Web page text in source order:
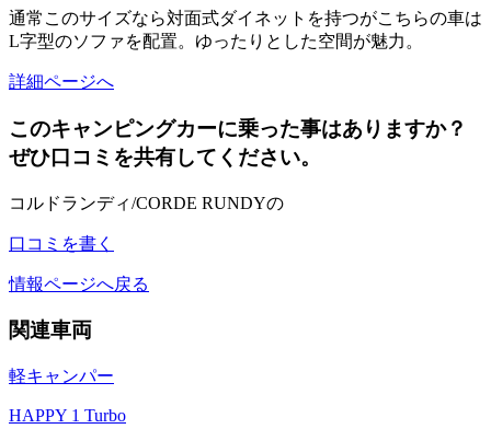
通常このサイズなら対面式ダイネットを持つがこちらの車は
L字型のソファを配置。ゆったりとした空間が魅力。
詳細ページへ
このキャンピングカーに乗った事はありますか？
ぜひ口コミを共有してください。
コルドランディ/CORDE RUNDYの
口コミを書く
情報ページへ戻る
関連車両
軽キャンパー
HAPPY 1 Turbo